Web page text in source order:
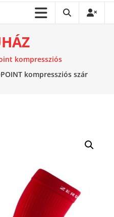
kompressziós
kompressziós szár